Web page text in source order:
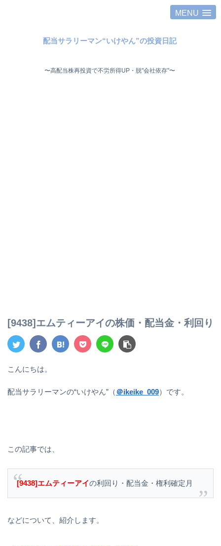
MENU
配当サラリーマン“いけやん”の投資日記 ​
〜高配当株再投資で不労所得UP・脱"会社依存"〜 ​
[9438]エムティーアイの株価・配当金・利回り
こんにちは。
配当サラリーマンの“いけやん”（ ＠ikeike_009）です。
この記事では、
[9438]エムティーアイの利回り・配当金・権利確定月
などについて、紹介します。